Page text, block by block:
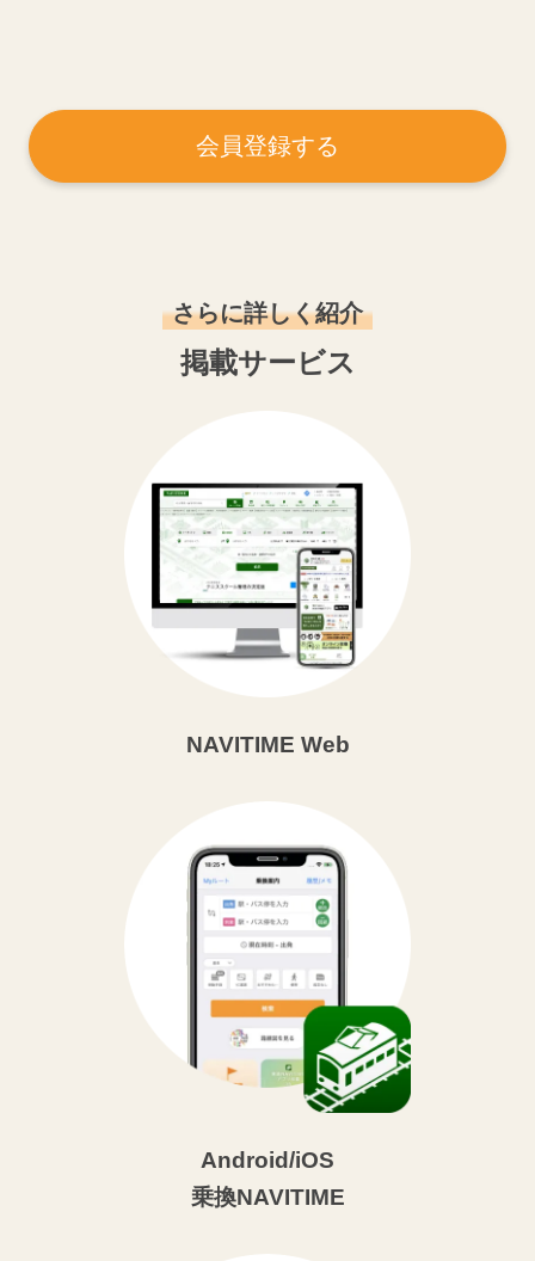
会員登録する
さらに詳しく紹介
掲載サービス
NAVITIME Web
Android/iOS
乗換NAVITIME